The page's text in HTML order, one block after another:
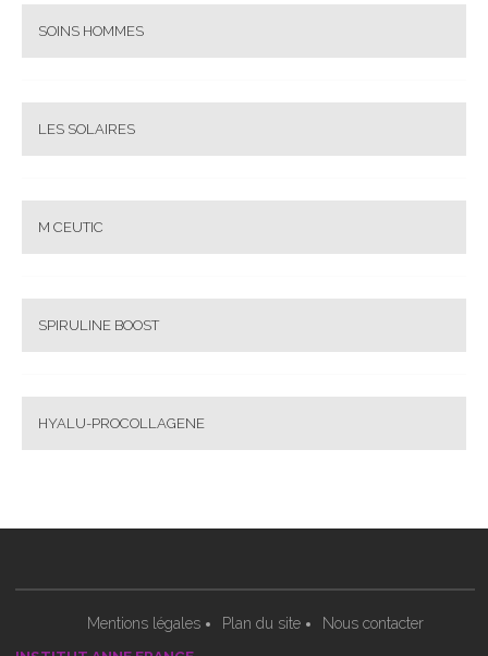
SOINS HOMMES
LES SOLAIRES
M CEUTIC
SPIRULINE BOOST
HYALU-PROCOLLAGENE
Mentions légales Plan du site
Nous contacter